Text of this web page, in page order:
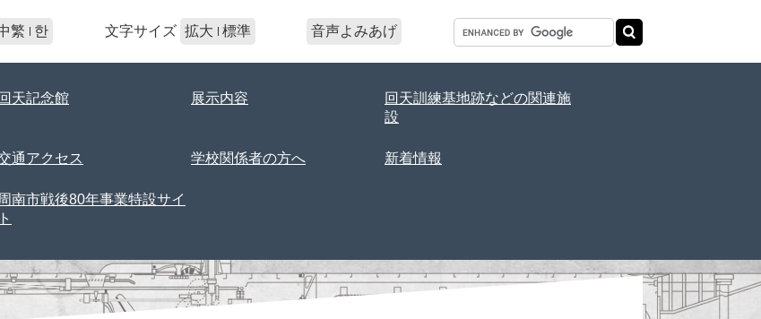
繁 한 文字サイズ 拡大 標準 音声よみあげ
回天記念館 展示内容
回天訓練基地跡などの関連施
設
通アクセス 学校関係者の方へ 新着情報
周南市戦後80年事業特設サイ
ト